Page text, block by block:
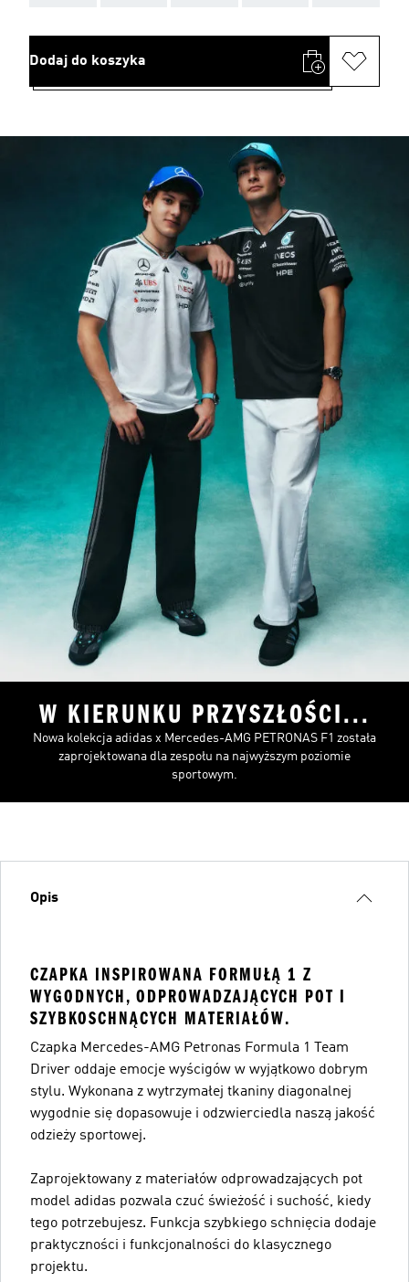
Dodaj do koszyka
W KIERUNKU PRZYSZŁOŚCI...
Nowa kolekcja adidas x Mercedes-AMG PETRONAS F1 została
zaprojektowana dla zespołu na najwyższym poziomie
sportowym.
Opis
CZAPKA INSPIROWANA FORMUŁĄ 1 Z
WYGODNYCH, ODPROWADZAJĄCYCH POT I
SZYBKOSCHNĄCYCH MATERIAŁÓW.
Czapka Mercedes-AMG Petronas Formula 1 Team
Driver oddaje emocje wyścigów w wyjątkowo dobrym
stylu. Wykonana z wytrzymałej tkaniny diagonalnej
wygodnie się dopasowuje i odzwierciedla naszą jakość
odzieży sportowej.
Zaprojektowany z materiałów odprowadzających pot
model adidas pozwala czuć świeżość i suchość, kiedy
tego potrzebujesz. Funkcja szybkiego schnięcia dodaje
praktyczności i funkcjonalności do klasycznego
projektu.